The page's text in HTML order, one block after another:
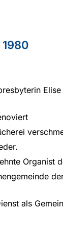
Organist
als